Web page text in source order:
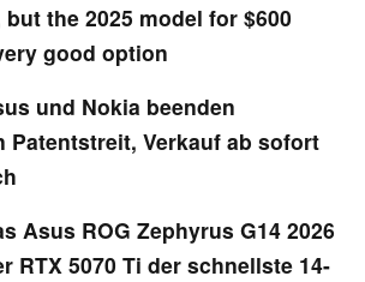
the 2025 model for $600
good option
und Nokia beenden
Patentstreit, Verkauf ab sofort
Asus ROG Zephyrus G14 2026
RTX 5070 Ti der schnellste 14-